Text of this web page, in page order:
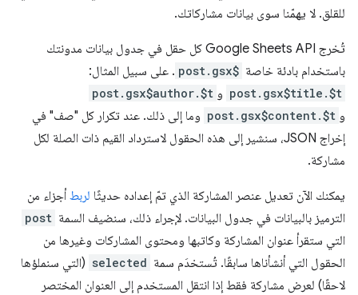
للقلق. لا يهمّنا سوى بيانات مشاركاتك.
تُخرج Google Sheets API كل حقل في جدول بيانات مدونتك
باستخدام بادئة خاصة post.gsx$ . على سبيل المثال:
post.gsx$title.$t و post.gsx$author.$t
و post.gsx$content.$t وما إلى ذلك. عند تكرار كل "صف" في
إخراج JSON، سنشير إلى هذه الحقول لاسترداد القيم ذات الصلة لكل
مشاركة.
يمكنك الآن تعديل عنصر المشاركة الذي تمّ إعداده حديثًا لربطأجزاء من
الترميز بالبيانات في جدول البيانات. لإجراء ذلك، سنضيف السمة post
التي ستقرأ عنوان المشاركة وكاتبها ومحتوى المشاركات وغيرها من
الحقول التي أنشأناها سابقًا. تُستخدَم سمة selected (التي سنملؤها
لاحقًا) لعرض مشاركة فقط إذا انتقل المستخدم إلى العنوان المختصر